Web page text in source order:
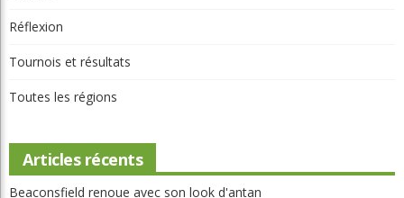
Nouveau conseil d'administration à Lévis: assurer la pérennité du
Clip Bulzaï: un ou deux gants?